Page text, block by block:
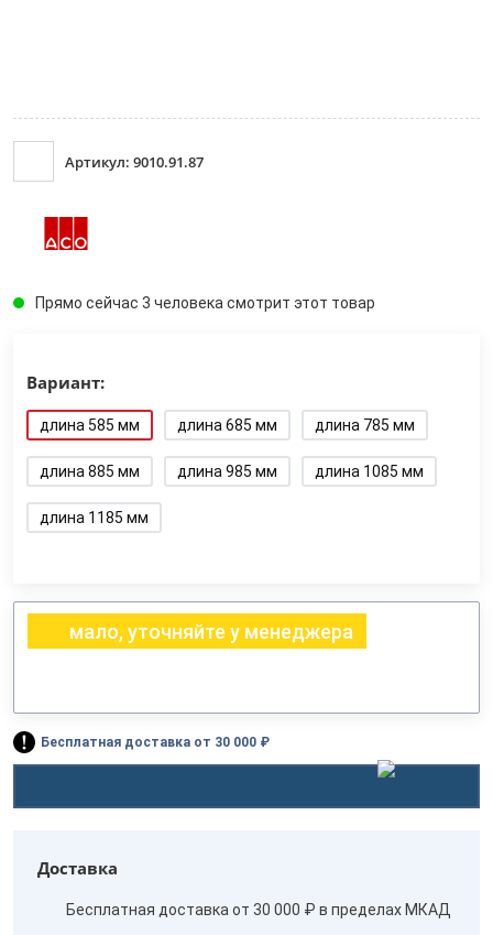
Артикул: 9010.91.87
Прямо сейчас 3 человека смотрит этот товар
Вариант:
длина 585 мм длина 685 мм длина 785 мм
длина 885 мм длина 985 мм длина 1085 мм
длина 1185 мм
мало, уточняйте у менеджера
Бесплатная доставка от 30 000 ₽
Доставка
Бесплатная доставка от 30 000 ₽ в пределах МКАД